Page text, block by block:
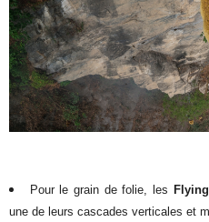
Pour le grain de folie, les
une de leurs cascades verticales et